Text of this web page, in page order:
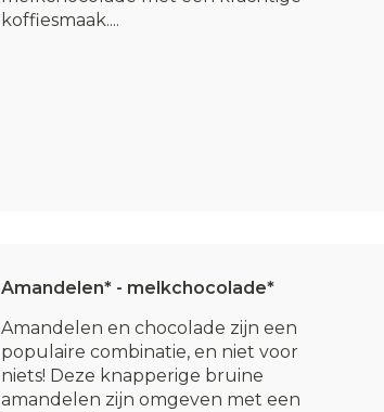
koffiesmaak....
Amandelen* - melkchocolade*
Amandelen en chocolade zijn een
populaire combinatie, en niet voor
niets! Deze knapperige bruine
amandelen zijn omgeven met een